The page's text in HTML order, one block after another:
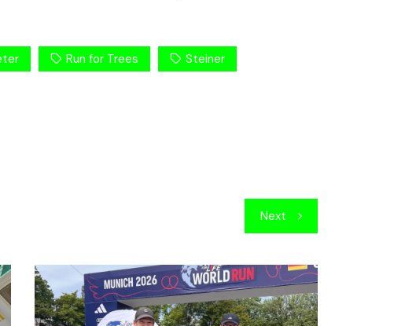
Run for Trees Steiner
Next